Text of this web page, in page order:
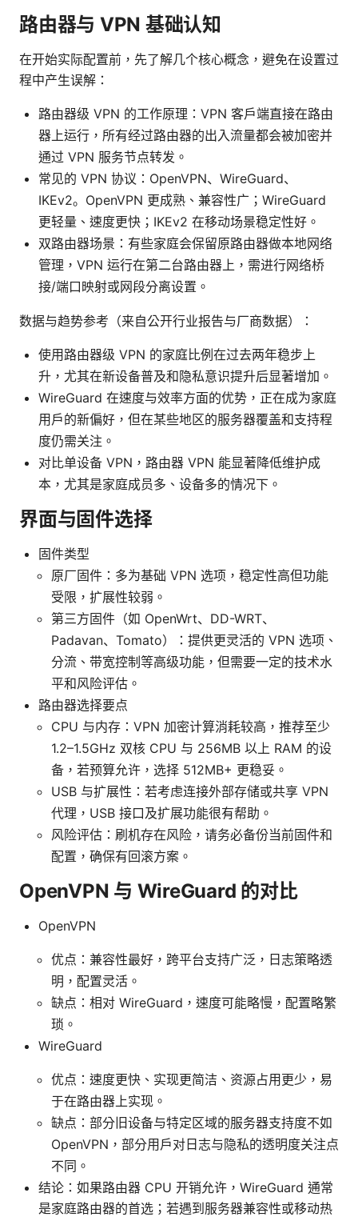
路由器与 VPN 基础认知
在开始实际配置前，先了解几个核心概念，避免在设置过
程中产生误解：
路由器级 VPN 的工作原理：VPN 客户端直接在路由
器上运行，所有经过路由器的出入流量都会被加密并
通过 VPN 服务节点转发。
常见的 VPN 协议：OpenVPN、WireGuard、
IKEv2。OpenVPN 更成熟、兼容性广；WireGuard
更轻量、速度更快；IKEv2 在移动场景稳定性好。
双路由器场景：有些家庭会保留原路由器做本地网络
管理，VPN 运行在第二台路由器上，需进行网络桥
接/端口映射或网段分离设置。
数据与趋势参考（来自公开行业报告与厂商数据）：
使用路由器级 VPN 的家庭比例在过去两年稳步上
升，尤其在新设备普及和隐私意识提升后显著增加。
WireGuard 在速度与效率方面的优势，正在成为家庭
用户的新偏好，但在某些地区的服务器覆盖和支持程
度仍需关注。
对比单设备 VPN，路由器 VPN 能显著降低维护成
本，尤其是家庭成员多、设备多的情况下。
界面与固件选择
固件类型
原厂固件：多为基础 VPN 选项，稳定性高但功能
受限，扩展性较弱。
第三方固件（如 OpenWrt、DD-WRT、
Padavan、Tomato）：提供更灵活的 VPN 选项、
分流、带宽控制等高级功能，但需要一定的技术水
平和风险评估。
路由器选择要点
CPU 与内存：VPN 加密计算消耗较高，推荐至少
1.2–1.5GHz 双核 CPU 与 256MB 以上 RAM 的设
备，若预算允许，选择 512MB+ 更稳妥。
USB 与扩展性：若考虑连接外部存储或共享 VPN
代理，USB 接口及扩展功能很有帮助。
风险评估：刷机存在风险，请务必备份当前固件和
配置，确保有回滚方案。
OpenVPN 与 WireGuard 的对比
OpenVPN
优点：兼容性最好，跨平台支持广泛，日志策略透
明，配置灵活。
缺点：相对 WireGuard，速度可能略慢，配置略繁
琐。
WireGuard
优点：速度更快、实现更简洁、资源占用更少，易
于在路由器上实现。
缺点：部分旧设备与特定区域的服务器支持度不如
OpenVPN，部分用户对日志与隐私的透明度关注点
不同。
结论：如果路由器 CPU 开销允许，WireGuard 通常
是家庭路由器的首选；若遇到服务器兼容性或移动热